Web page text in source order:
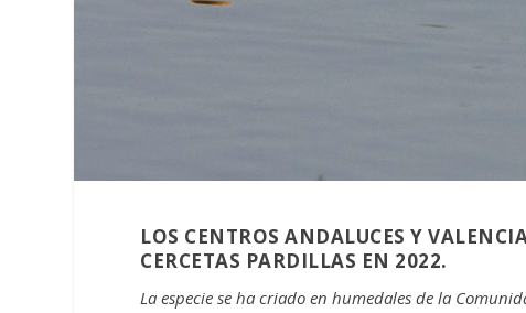
LOS CENTROS ANDALUCES Y
CERCETAS PARDILLAS EN 2022.
La especie se ha criado en humedales de la